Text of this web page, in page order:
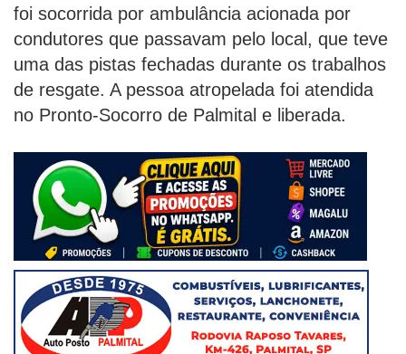
foi socorrida por ambulância acionada por
condutores que passavam pelo local, que teve
uma das pistas fechadas durante os trabalhos
de resgate. A pessoa atropelada foi atendida
no Pronto-Socorro de Palmital e liberada.